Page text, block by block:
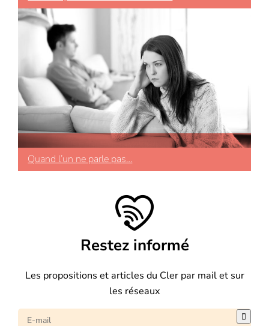
Quand l’un ne parle pas…
Restez informé
Les propositions et articles du Cler par mail et sur
les réseaux
